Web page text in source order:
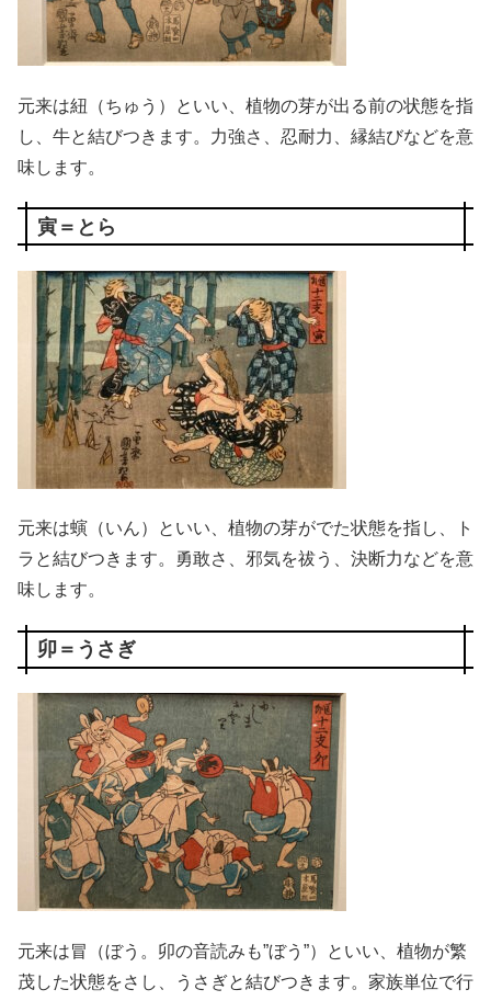
元来は紐（ちゅう）といい、植物の芽が出る前の状態を指
し、牛と結びつきます。力強さ、忍耐力、縁結びなどを意
味します。
寅＝とら
元来は螾（いん）といい、植物の芽がでた状態を指し、ト
ラと結びつきます。勇敢さ、邪気を祓う、決断力などを意
味します。
卯＝うさぎ
元来は冒（ぼう。卯の音読みも”ぼう”）といい、植物が繁
茂した状態をさし、うさぎと結びつきます。家族単位で行